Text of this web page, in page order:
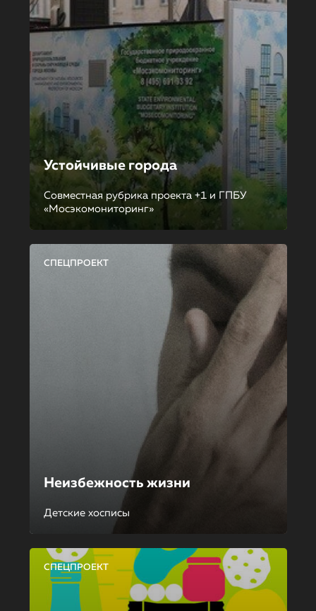
Устойчивые города
Совместная рубрика проекта +1 и ГПБУ
«Мосэкомониторинг»
СПЕЦПРОЕКТ
Неизбежность жизни
Детские хосписы
СПЕЦПРОЕКТ